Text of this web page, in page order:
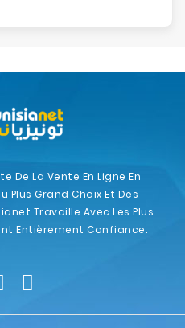
De La Vente En Ligne En
Plus Grand Choix Et Des
Travaille Avec Les Plus
Entièrement Confiance.